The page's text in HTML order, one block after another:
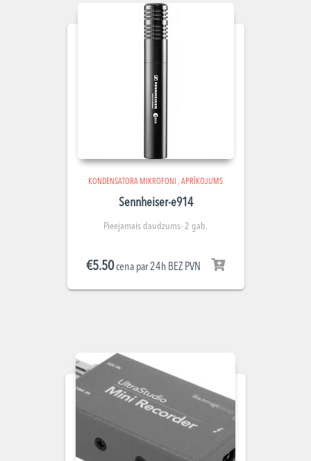
KONDENSATORA MIKROFONI , APRĪKOJUMS
Sennheiser-e914
Pieejamais daudzums- 2 gab.
€5.50cena par 24h BEZ PVN